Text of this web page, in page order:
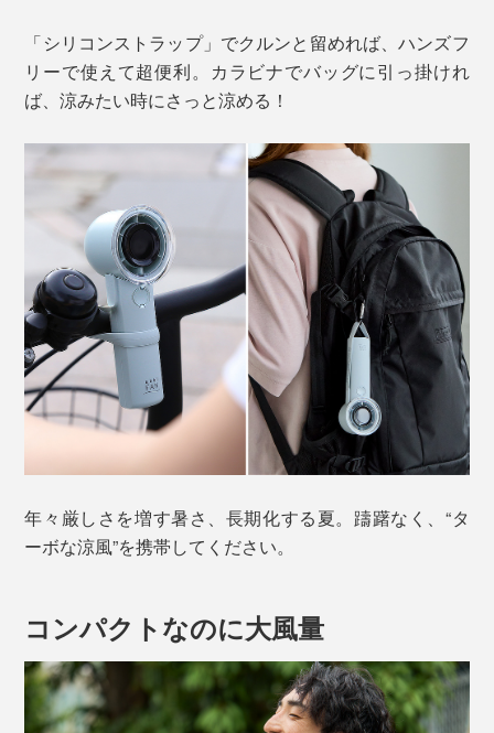
「シリコンストラップ」でクルンと留めれば、ハンズフ
リーで使えて超便利。カラビナでバッグに引っ掛けれ
ば、涼みたい時にさっと涼める！
年々厳しさを増す暑さ、長期化する夏。躊躇なく、“タ
ーボな涼風”を携帯してください。
コンパクトなのに大風量